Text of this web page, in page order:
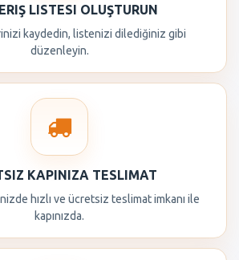
LISTESI OLUŞTURUN
kaydedin, listenizi dilediğiniz gibi
düzenleyin.
KAPINIZA TESLIMAT
hızlı ve ücretsiz teslimat imkanı ile
kapınızda.